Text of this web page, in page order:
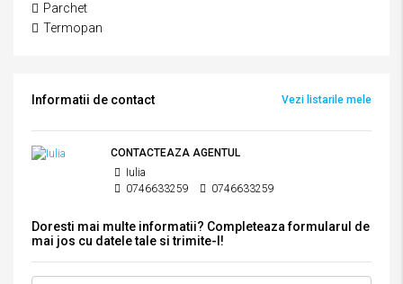
Parchet
Termopan
Informatii de contact Vezi listarile mele
CONTACTEAZA AGENTUL
Iulia
0746633259
0746633259
Doresti mai multe informatii? Completeaza formularul de
mai jos cu datele tale si trimite-l!